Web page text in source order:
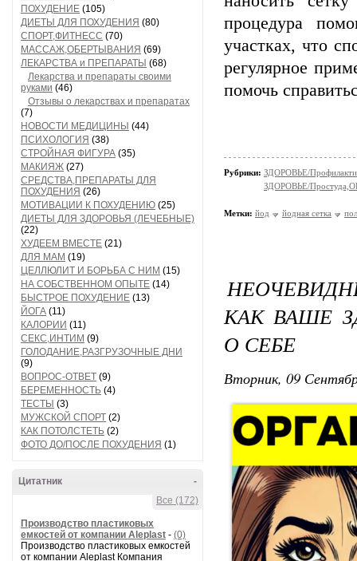
ПОХУДЕНИЕ (105)
ДИЕТЫ ДЛЯ ПОХУДЕНИЯ (80)
СПОРТ,ФИТНЕСС (70)
МАССАЖ,ОБЕРТЫВАНИЯ (69)
ЛЕКАРСТВА и ПРЕПАРАТЫ (68)
Лекарства и препараты своими
руками (46)
Отзывы о лекарствах и препаратах
(7)
НОВОСТИ МЕДИЦИНЫ (44)
ПСИХОЛОГИЯ (38)
СТРОЙНАЯ ФИГУРА (35)
МАКИЯЖ (27)
СРЕДСТВА,ПРЕПАРАТЫ ДЛЯ
ПОХУДЕНИЯ (26)
МОТИВАЦИИ К ПОХУДЕНИЮ (25)
ДИЕТЫ ДЛЯ ЗДОРОВЬЯ (ЛЕЧЕБНЫЕ)
(22)
ХУДЕЕМ ВМЕСТЕ (21)
ДЛЯ МАМ (19)
ЦЕЛЛЮЛИТ И БОРЬБА С НИМ (15)
НА СОБСТВЕННОМ ОПЫТЕ (14)
БЫСТРОЕ ПОХУДЕНИЕ (13)
ЙОГА (11)
КАЛОРИИ (11)
СЕКС,ИНТИМ (9)
ГОЛОДАНИЕ,РАЗГРУЗОЧНЫЕ ДНИ
(9)
ВОПРОС-ОТВЕТ (9)
БЕРЕМЕННОСТЬ (4)
ТЕСТЫ (3)
МУЖСКОЙ СПОРТ (2)
КАК ПОТОЛСТЕТЬ (2)
ФОТО ДО/ПОСЛЕ ПОХУДЕНИЯ (1)
-
Цитатник
Все (172)
Производство пластиковых
емкостей от компании Aleplast - (0)
Производство пластиковых емкостей
от компании Aleplast Компания
процедура
участках, что
регулярное
помочь
Рубрики: ЗДОРОВЬЕ/
ЗДОРОВЬЕ/
Метки: йод йодная сетка
КАК ВАШЕ
О СЕБЕ
Вторник, 09